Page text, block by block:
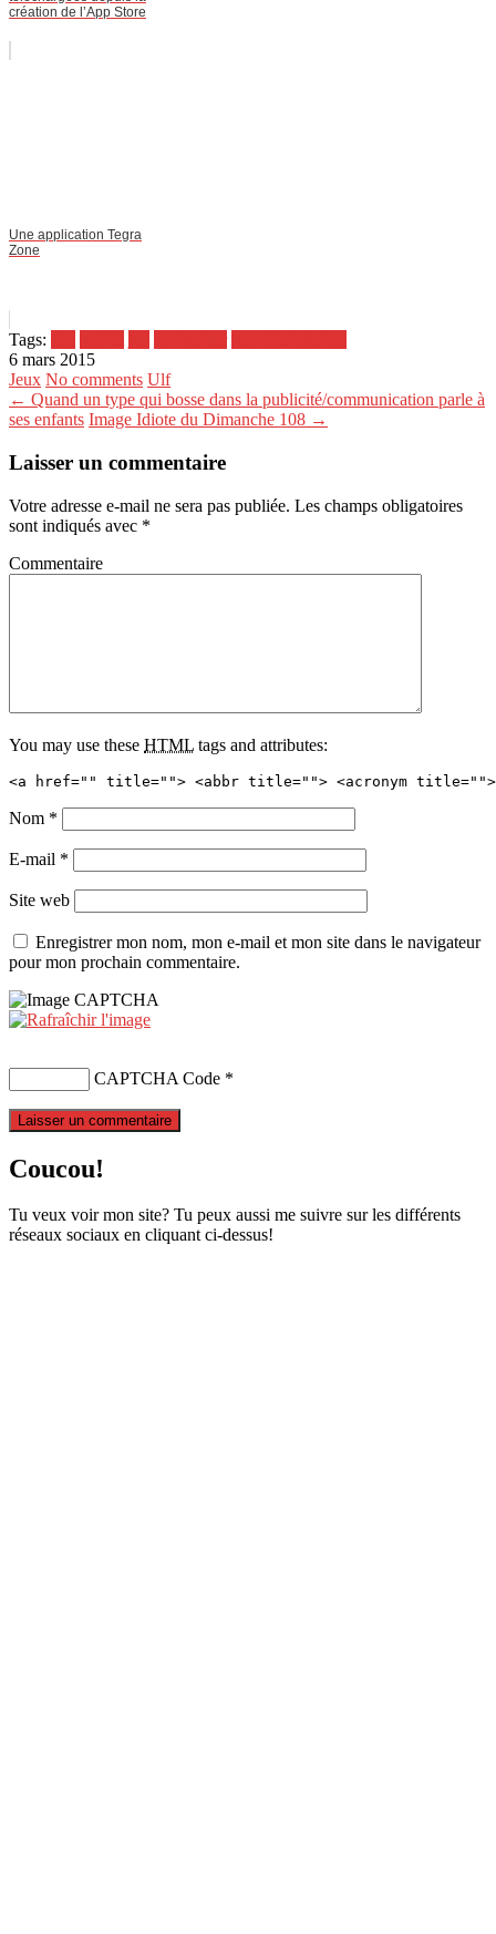
création de l’App Store
Une application Tegra
Zone
Tags:
6 mars 2015
Jeux No comments Ulf
← Quand un type qui bosse dans la publicité/communication parle à
ses enfants Image Idiote du Dimanche 108 →
Laisser un commentaire
Votre adresse e-mail ne sera pas publiée. Les champs obligatoires
sont indiqués avec *
Commentaire
You may use these HTML tags and attributes:
<a href="" title=""> <abbr title=""> <acronym title="">
Nom *
E-mail *
Site web
Enregistrer mon nom, mon e-mail et mon site dans le navigateur
pour mon prochain commentaire.
CAPTCHA Code *
Coucou!
Tu veux voir mon site? Tu peux aussi me suivre sur les différents
réseaux sociaux en cliquant ci-dessus!